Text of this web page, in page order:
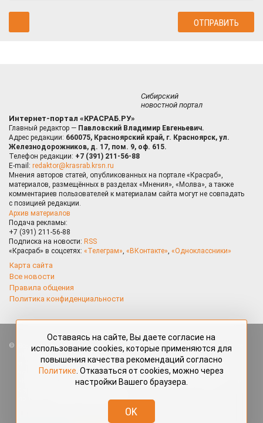
Сибирский
новостной портал
Интернет-портал «КРАСРАБ.РУ»
Главный редактор — Павловский Владимир Евгеньевич.
Адрес редакции: 660075, Красноярский край, г. Красноярск, ул.
Железнодорожников, д. 17, пом. 9, оф. 615.
Телефон редакции: +7 (391) 211-56-88
E-mail: redaktor@krasrab.krsn.ru
Мнения авторов статей, опубликованных на портале «Красраб»,
материалов, размещённых в разделах «Мнения», «Молва», а также
комментариев пользователей к материалам сайта могут не совпадать
с позицией редакции.
Архив материалов
Подача рекламы:
+7 (391) 211-56-88
Подписка на новости: RSS
«Красраб» в соцсетях: «Телеграм», «ВКонтакте», «Одноклассники»
Карта сайта
Все новости
Правила общения
Политика конфиденциальности
Все права защищены. Любые материалы, размещённые на портале
«Красраб.ру» сотрудниками редакции, нештатными авторами
и читателями, являются объектами авторского права. Полное или
частичное использование материалов, размещённых на портале
«Красраб.ру», допускается только с письменного согласия редакции
redaktor@krasrab.krsn.ru.
Оставаясь на сайте, Вы даете согласие на
использование cookies, которые применяются для
повышения качества рекомендаций согласно
Политике . Отказаться от cookies, можно через
настройки Вашего браузера.
OK